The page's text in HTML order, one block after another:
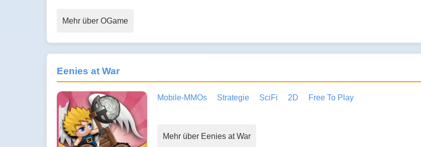
Mehr über OGame
Eenies at War
Mobile-MMOs Strategie SciFi 2D Free To Play
Mehr über Eenies at War